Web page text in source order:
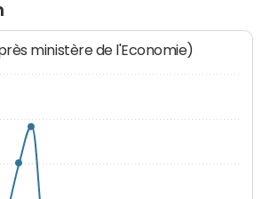
ministère de l'Economie)